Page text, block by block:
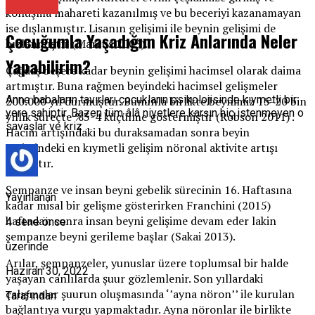
konuşma mahareti kazanılmış ve bu beceriyi kazanamayan
ise dışlanmıştır. Lisanın gelişimi ile beynin gelişimi de
hızlanmıştır (Marcus 2003).
Çağdaş beşere kadar beynin gelişimi hacimsel olarak daima
artmıştır. Buna rağmen beyindeki hacimsel gelişmeler
200.000 yıl durmuştur. Bununla birlikte beynimiz 15-20 bin
yıllık süreçte %3-4 küçülme göstermiştir (Robson 2011) .
Hacim artışındaki bu duraksamadan sonra beyin
evrimindeki en kıymetli gelişim nöronal aktivite artışı
olacaktır.
Şempanze ve insan beyni gebelik sürecinin 16. Haftasına
kadar misal bir gelişme gösterirken Franchini (2015)
haftadan sonra insan beyni gelişime devam eder lakin
şempanze beyni gerileme başlar (Sakai 2013).
Arılar, şempanzeler, yunuslar üzere toplumsal bir halde
yaşayan canlılarda şuur gözlemlenir. Son yıllardaki
çalışmalar şuurun oluşmasında ‘’ayna nöron’’ ile kurulan
bağlantıya vurgu yapmaktadır. Ayna nöronlar ile birlikte
Çocuğumla Yaşadığım Kriz Anlarında Neler
Yapabilirim?
Anne babaların tavırları çocukların psikolojisinde kıymetli bir
yere sahiptir. Bazen tüm âlâ niyetlere karşın hiç istenmeyen o
savaşlar ve kriz …
Yayınlanan
4 sene önce
üzerinde
Haziran 30, 2022
Tarafından